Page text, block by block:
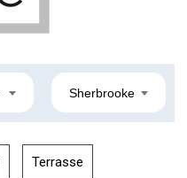
Sherbrooke
Terrasse